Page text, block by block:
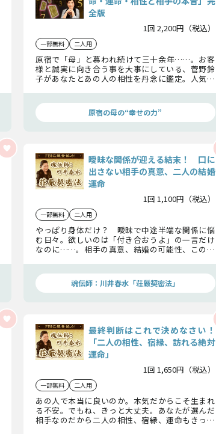
全版
1回 2,200円（税込）
一部無料 二人用
原宿で「母」と慕われ続けて三十余年……。お客
様と誠実に向き合う事を大事にしている、菅野鈴
子があなたとあの人の相性を丹念に鑑定。人気の
原宿の母の“幸せの力”
曖昧な関係が迎える結末！ 口に
出さない相手の真意、二人の結婚
運命
1回 1,100円（税込）
一部無料 二人用
やっぱり身体だけ？ 曖昧で中途半端な関係に悩
む日々。欲しいのは「付き合おうよ」の一言だけ
なのに……。相手の真意、結婚の可能性、この関
魂伝師：川井春水「荘厳契密法」
最終判断はこれで決めなさい！
「二人の相性、宿縁、訪れる絶対
運命」
1回 1,650円（税込）
一部無料 二人用
あの人で本当に良いのか。本気だからこそ生まれ
る不安。でもね、きっと大丈夫。あなたが選んだ
相手なのだから二人の相性、宿縁、運命もきっと